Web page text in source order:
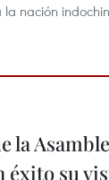
la nación
la
éxito su